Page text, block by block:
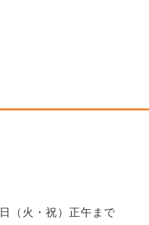
（火・祝）正午まで